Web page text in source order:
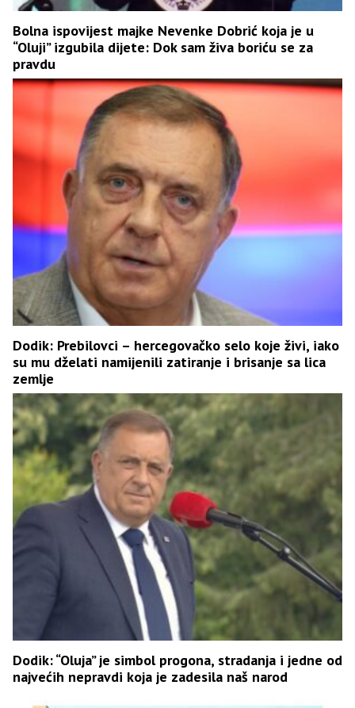
Bolna ispovijest majke Nevenke Dobrić koja je u
“Oluji” izgubila dijete: Dok sam živa boriću se za
pravdu
Dodik: Prebilovci – hercegovačko selo koje živi, iako
su mu dželati namijenili zatiranje i brisanje sa lica
zemlje
Dodik: “Oluja” je simbol progona, stradanja i jedne od
najvećih nepravdi koja je zadesila naš narod